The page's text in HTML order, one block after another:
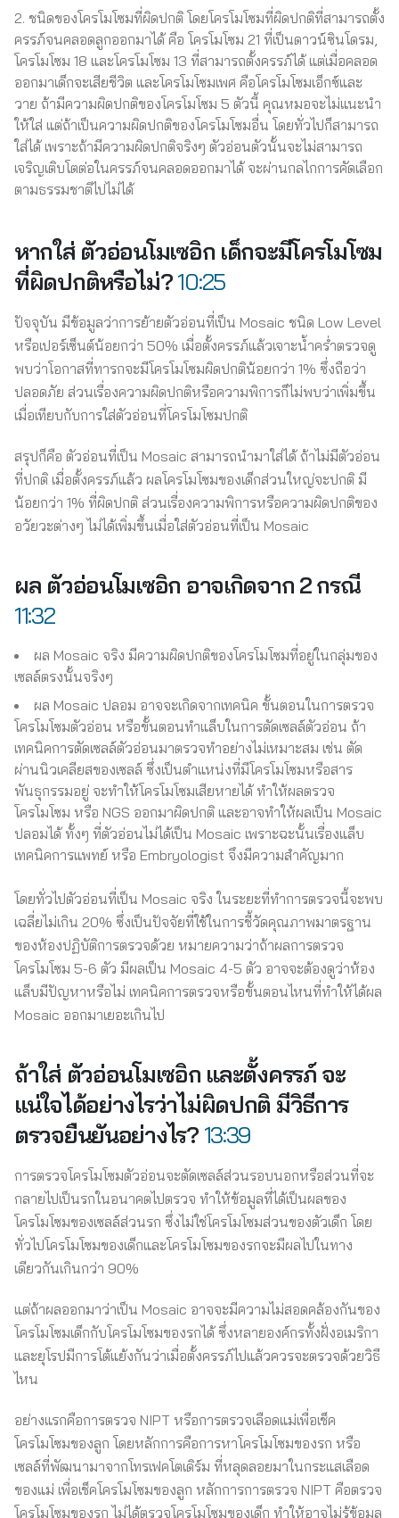
ชนิดของโครโมโซมที่ผิดปกติ โดยโครโมโซมที่ผิดปกติที่สามารถตั้ง
ครรภ์จนคลอดลูกออกมาได้ คือ โครโมโซม 21 ที่เป็นดาวน์ซินโดรม,
โครโมโซม 18 และโครโมโซม 13 ที่สามารถตั้งครรภ์ได้ แต่เมื่อคลอด
ออกมาเด็กจะเสียชีวิต และโครโมโซมเพศ คือโครโมโซมเอ็กซ์และ
วาย ถ้ามีความผิดปกติของโครโมโซม 5 ตัวนี้ คุณหมอจะไม่แนะนำ
ให้ใส่ แต่ถ้าเป็นความผิดปกติของโครโมโซมอื่น โดยทั่วไปก็สามารถ
ใส่ได้ เพราะถ้ามีความผิดปกติจริงๆ ตัวอ่อนตัวนั้นจะไม่สามารถ
เจริญเติบโตต่อในครรภ์จนคลอดออกมาได้ จะผ่านกลไกการคัดเลือก
ตามธรรมชาติไปไม่ได้
หากใส่ ตัวอ่อนโมเซอิก เด็กจะมีโครโมโซม
ที่ผิดปกติหรือไม่?10:25
ปัจจุบัน มีข้อมูลว่าการย้ายตัวอ่อนที่เป็น Mosaic ชนิด Low Level
หรือเปอร์เซ็นต์น้อยกว่า 50% เมื่อตั้งครรภ์แล้วเจาะน้ำคร่ำตรวจดู
พบว่าโอกาสที่ทารกจะมีโครโมโซมผิดปกติน้อยกว่า 1% ซึ่งถือว่า
ปลอดภัย ส่วนเรื่องความผิดปกติหรือความพิการก็ไม่พบว่าเพิ่มขึ้น
เมื่อเทียบกับการใส่ตัวอ่อนที่โครโมโซมปกติ
สรุปก็คือ ตัวอ่อนที่เป็น Mosaic สามารถนำมาใส่ได้ ถ้าไม่มีตัวอ่อน
ที่ปกติ เมื่อตั้งครรภ์แล้ว ผลโครโมโซมของเด็กส่วนใหญ่จะปกติ มี
น้อยกว่า 1% ที่ผิดปกติ ส่วนเรื่องความพิการหรือความผิดปกติของ
อวัยวะต่างๆ ไม่ได้เพิ่มขึ้นเมื่อใส่ตัวอ่อนที่เป็น Mosaic
ผล ตัวอ่อนโมเซอิก อาจเกิดจาก 2 กรณี
11:32
ผล Mosaic จริง มีความผิดปกติของโครโมโซมที่อยู่ในกลุ่มของ
เซลล์ตรงนั้นจริงๆ
ผล Mosaic ปลอม อาจจะเกิดจากเทคนิค ขั้นตอนในการตรวจ
โครโมโซมตัวอ่อน หรือขั้นตอนทำแล็บในการตัดเซลล์ตัวอ่อน ถ้า
เทคนิคการตัดเซลล์ตัวอ่อนมาตรวจทำอย่างไม่เหมาะสม เช่น ตัด
ผ่านนิวเคลียสของเซลล์ ซึ่งเป็นตำแหน่งที่มีโครโมโซมหรือสาร
พันธุกรรมอยู่ จะทำให้โครโมโซมเสียหายได้ ทำให้ผลตรวจ
โครโมโซม หรือ NGS ออกมาผิดปกติ และอาจทำให้ผลเป็น Mosaic
ปลอมได้ ทั้งๆ ที่ตัวอ่อนไม่ได้เป็น Mosaic เพราะฉะนั้นเรื่องแล็บ
เทคนิคการแพทย์ หรือ Embryologist จึงมีความสำคัญมาก
โดยทั่วไปตัวอ่อนที่เป็น Mosaic จริง ในระยะที่ทำการตรวจนี้จะพบ
เฉลี่ยไม่เกิน 20% ซึ่งเป็นปัจจัยที่ใช้ในการชี้วัดคุณภาพมาตรฐาน
ของห้องปฏิบัติการตรวจด้วย หมายความว่าถ้าผลการตรวจ
โครโมโซม 5-6 ตัว มีผลเป็น Mosaic 4-5 ตัว อาจจะต้องดูว่าห้อง
แล็บมีปัญหาหรือไม่ เทคนิคการตรวจหรือขั้นตอนไหนที่ทำให้ได้ผล
Mosaic ออกมาเยอะเกินไป
ถ้าใส่ ตัวอ่อนโมเซอิก และตั้งครรภ์ จะ
แน่ใจได้อย่างไรว่าไม่ผิดปกติ มีวิธีการ
ตรวจยืนยันอย่างไร? 13:39
การตรวจโครโมโซมตัวอ่อนจะตัดเซลล์ส่วนรอบนอกหรือส่วนที่จะ
กลายไปเป็นรกในอนาคตไปตรวจ ทำให้ข้อมูลที่ได้เป็นผลของ
โครโมโซมของเซลล์ส่วนรก ซึ่งไม่ใช่โครโมโซมส่วนของตัวเด็ก โดย
ทั่วไปโครโมโซมของเด็กและโครโมโซมของรกจะมีผลไปในทาง
เดียวกันเกินกว่า 90%
แต่ถ้าผลออกมาว่าเป็น Mosaic อาจจะมีความไม่สอดคล้องกันของ
โครโมโซมเด็กกับโครโมโซมของรกได้ ซึ่งหลายองค์กรทั้งฝั่งอเมริกา
และยุโรปมีการโต้แย้งกันว่าเมื่อตั้งครรภ์ไปแล้วควรจะตรวจด้วยวิธี
ไหน
อย่างแรกคือการตรวจ NIPT หรือการตรวจเลือดแม่เพื่อเช็ค
โครโมโซมของลูก โดยหลักการคือการหาโครโมโซมของรก หรือ
เซลล์ที่พัฒนามาจากโทรเฟคโตเดิร์ม ที่หลุดลอยมาในกระแสเลือด
ของแม่ เพื่อเช็คโครโมโซมของลูก หลักการการตรวจ NIPT คือตรวจ
โครโมโซมของรก ไม่ได้ตรวจโครโมโซมของเด็ก ทำให้อาจไม่รู้ข้อมูล